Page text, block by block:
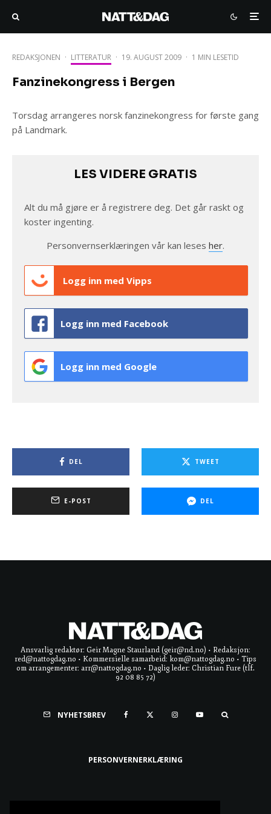
REDAKSJONEN · LITTERATUR · 19. AUGUST 2009 · 1 MIN LESETID
Fanzinekongress i Bergen
Torsdag arrangeres norsk fanzinekongress for første gang
på Landmark.
LES VIDERE GRATIS
Alt du må gjøre er å registrere deg. Det går raskt og
koster ingenting.
Personvernserklæringen vår kan leses her.
Logg inn med Vipps
Logg inn med Facebook
Logg inn med Google
DEL TWEET
E-POST DEL
Ansvarlig redaktør: Geir Magne Staurland (geir@nd.no) • Redaksjon:
red@nattogdag.no • Kommersielle samarbeid: kom@nattogdag.no • Tips
om arrangementer: arr@nattogdag.no • Daglig leder: Christian Fure (tlf.
92 08 85 72)
NYHETSBREV
PERSONVERNERKLÆRING